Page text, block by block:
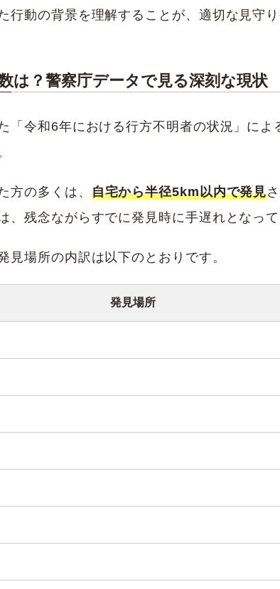
行動の背景を理解することが、適切な見守
は？警察庁データで見る深刻な現状
「令和6年における行方不明者の状況」に
方の多くは、 自宅から半径5km以内で発見
、残念ながらすでに発見時に手遅れとなっ
見場所の内訳は以下のとおりです。
発見場所